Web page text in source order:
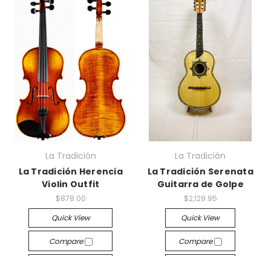
La Tradición
La Tradición Herencia
Violin Outfit
$878.00
Quick View
Compare
La Tradición
La Tradición Serenata
Guitarra de Golpe
$2,129.95
Quick View
Compare